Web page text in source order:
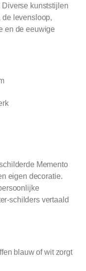
kunststijlen
de levensloop,
en de eeuwige
Memento
eigen decoratie.
schilders vertaald
blauw of wit zorgt